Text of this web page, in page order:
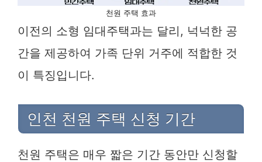
천원 주택 효과
이전의 소형 임대주택과는 달리, 넉넉한 공
간을 제공하여 가족 단위 거주에 적합한 것
이 특징입니다.
인천 천원 주택 신청 기간
천원 주택은 매우 짧은 기간 동안만 신청할